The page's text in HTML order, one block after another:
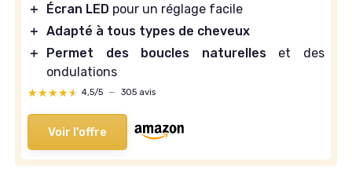
＋
Écran LED pour un réglage facile
＋ Adapté à tous types de cheveux
＋
Permet des boucles naturelleset des
ondulations
★★★★★
★★★★★ 4,5/5 — 305 avis
Voir l'offre